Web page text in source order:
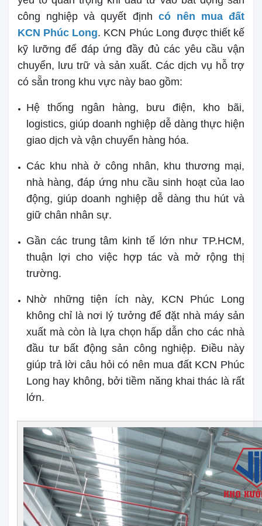
công nghiệp và quyết định có nên mua đất
KCN Phúc Long. KCN Phúc Long được thiết kế
kỹ lưỡng để đáp ứng đầy đủ các yêu cầu vận
chuyển, lưu trữ và sản xuất. Các dịch vụ hỗ trợ
có sẵn trong khu vực này bao gồm:
Hệ thống ngân hàng, bưu điện, kho bãi,
logistics, giúp doanh nghiệp dễ dàng thực hiện
giao dịch và vận chuyển hàng hóa.
Các khu nhà ở công nhân, khu thương mại,
nhà hàng, đáp ứng nhu cầu sinh hoạt của lao
động, giúp doanh nghiệp dễ dàng thu hút và
giữ chân nhân sự.
Gần các trung tâm kinh tế lớn như TP.HCM,
thuận lợi cho việc hợp tác và mở rộng thị
trường.
Nhờ những tiện ích này, KCN Phúc Long
không chỉ là nơi lý tưởng để đặt nhà máy sản
xuất mà còn là lựa chọn hấp dẫn cho các nhà
đầu tư bất động sản công nghiệp. Điều này
giúp trả lời câu hỏi có nên mua đất KCN Phúc
Long hay không, bởi tiềm năng khai thác là rất
lớn.